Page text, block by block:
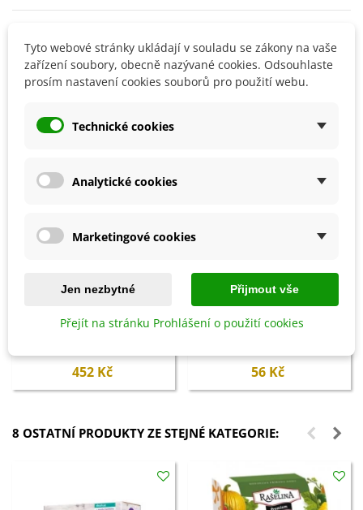
SOUVISEJÍCÍ PRODUKTY
Premium Tmavozelený trávník -
452 Kč
Přidat do košíku
Trávník pro suchá stanoviště -
56 Kč
8 OSTATNÍ PRODUKTY ZE STEJNÉ KATEGORIE:
Tyto webové stránky ukládají v souladu se zákony na vaše
zařízení soubory, obecně nazývané cookies. Odsouhlaste
prosím nastavení cookies souborů pro použití webu.
Technické cookies
Analytické cookies
Marketingové cookies
Jen nezbytné Přijmout vše
Přejít na stránku Prohlášení o použití cookies